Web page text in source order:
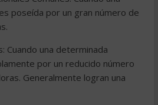
poseída por un gran número de
Cuando una determinada
por un reducido número
Generalmente logran una